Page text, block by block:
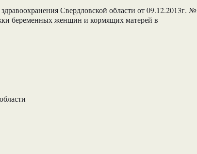
Свердловской области от 09.12.2013г. №
беременных женщин и кормящих матерей в